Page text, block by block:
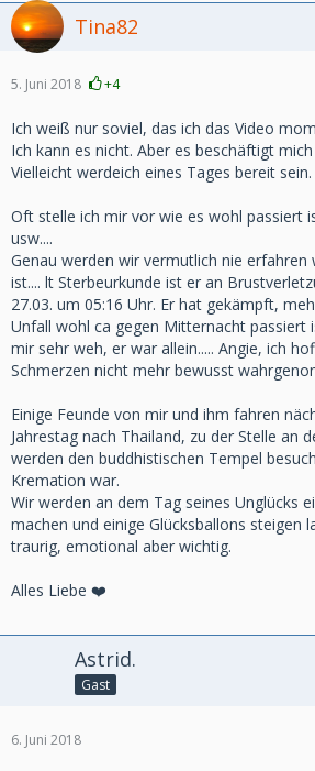
Tina82
5. Juni 2018 +4
Ich weiß nur soviel, das ich das Video
Ich kann es nicht. Aber es beschäftigt
Vielleicht werdeich eines Tages bereit
Oft stelle ich mir vor wie es wohl passiert
usw....
Genau werden wir vermutlich nie
ist.... lt Sterbeurkunde ist er an
27.03. um 05:16 Uhr. Er hat gekämpft,
Unfall wohl ca gegen Mitternacht passiert
mir sehr weh, er war allein..... Angie, ich
Schmerzen nicht mehr bewusst
Einige Feunde von mir und ihm fahren
Jahrestag nach Thailand, zu der Stelle an
werden den buddhistischen Tempel
Kremation war.
Wir werden an dem Tag seines Unglücks
machen und einige Glücksballons steigen
traurig, emotional aber wichtig.
Alles Liebe ❤️
Astrid.
Gast
6. Juni 2018